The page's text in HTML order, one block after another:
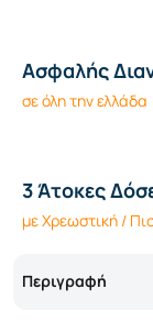
Ασφαλής
σε όλη την ελλάδα
3 Άτοκες
με Χρεωστική /
Περιγραφή